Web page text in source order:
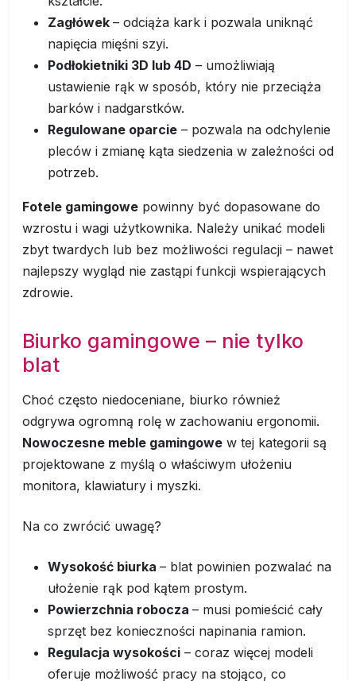
Zagłówek – odciąża kark i pozwala uniknąć
napięcia mięśni szyi.
Podłokietniki 3D lub 4D – umożliwiają
ustawienie rąk w sposób, który nie przeciąża
barków i nadgarstków.
Regulowane oparcie – pozwala na odchylenie
pleców i zmianę kąta siedzenia w zależności od
potrzeb.
Fotele gamingowe powinny być dopasowane do
wzrostu i wagi użytkownika. Należy unikać modeli
zbyt twardych lub bez możliwości regulacji – nawet
najlepszy wygląd nie zastąpi funkcji wspierających
zdrowie.
Biurko gamingowe – nie tylko
blat
Choć często niedoceniane, biurko również
odgrywa ogromną rolę w zachowaniu ergonomii.
Nowoczesne meble gamingowe w tej kategorii są
projektowane z myślą o właściwym ułożeniu
monitora, klawiatury i myszki.
Na co zwrócić uwagę?
Wysokość biurka – blat powinien pozwalać na
ułożenie rąk pod kątem prostym.
Powierzchnia robocza – musi pomieścić cały
sprzęt bez konieczności napinania ramion.
Regulacja wysokości – coraz więcej modeli
oferuje możliwość pracy na stojąco, co